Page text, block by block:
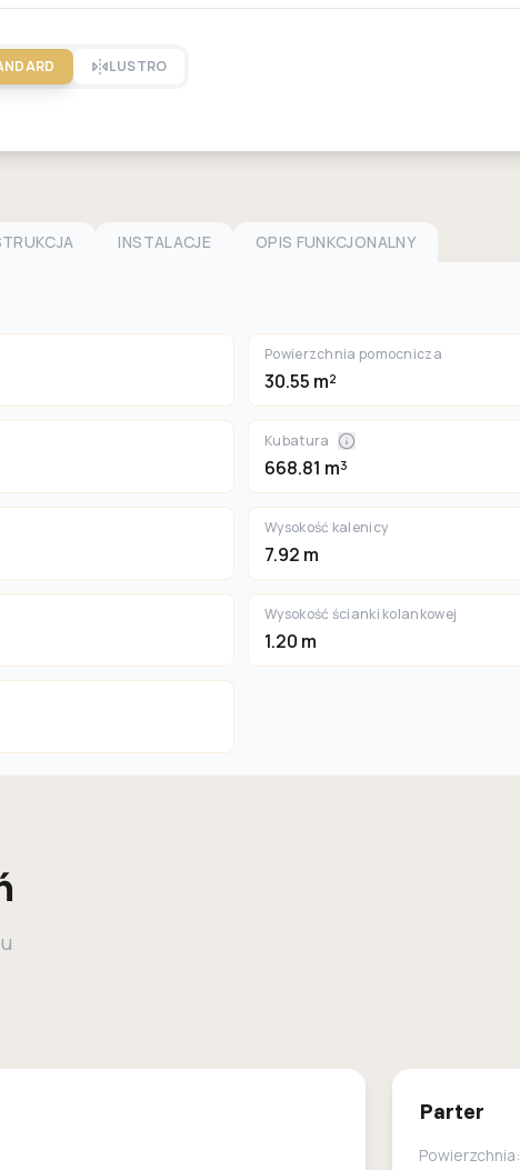
LUSTRO
INSTALACJE OPIS FUNKCJONALNY
Powierzchnia pomocnicza
30.55 m²
Kubatura
668.81 m³
Wysokość kalenicy
7.92 m
Wysokość ścianki kolankowej
1.20 m
Parter
Powierzchnia: